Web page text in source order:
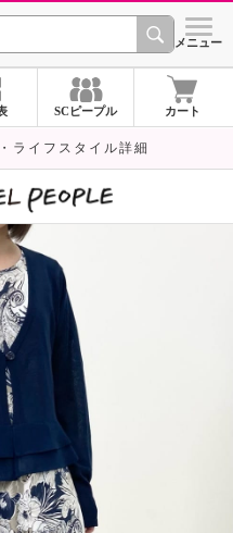
CHANNEL シメニュー
SCピープル カート
ライフスタイル詳細